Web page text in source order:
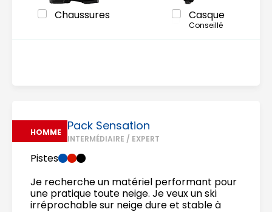
Chaussures Casque
Conseillé
HOMME Pack Sensation
INTERMÉDIAIRE / EXPERT
Pistes
Je recherche un matériel performant pour
une pratique toute neige. Je veux un ski
irréprochable sur neige dure et stable à